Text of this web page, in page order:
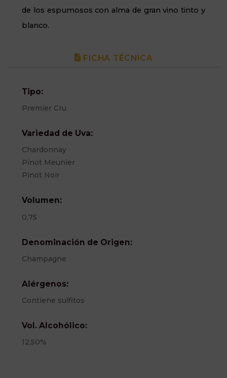
de los espumosos con alma de gran vino tinto y
blanco.
FICHA TÉCNICA
Tipo:
Premier Cru
Variedad de Uva:
Chardonnay
Pinot Meunier
Pinot Noir
Volumen:
0,75
Denominación de Origen:
Champagne
Alérgenos:
Contiene sulfitos
Vol. Alcohólico:
12,50%